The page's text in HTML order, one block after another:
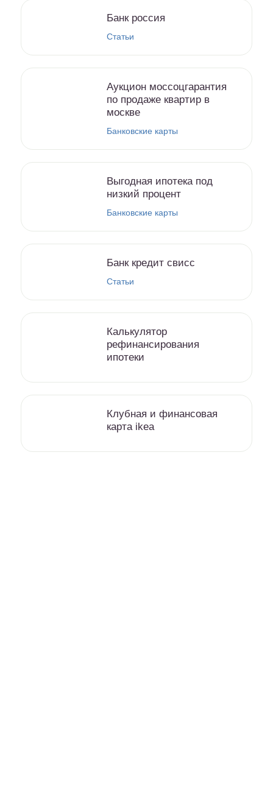
Банк россия
Статьи
Аукцион моссоцгарантия
по продаже квартир в
москве
Банковские карты
Выгодная ипотека под
низкий процент
Банковские карты
Банк кредит свисс
Статьи
Калькулятор
рефинансирования
ипотеки
Клубная и финансовая
карта ikea